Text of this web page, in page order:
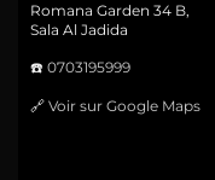
Romana Garden 34 B,
Sala Al Jadida
☎️ 0703195999
🔗 Voir sur Google Maps